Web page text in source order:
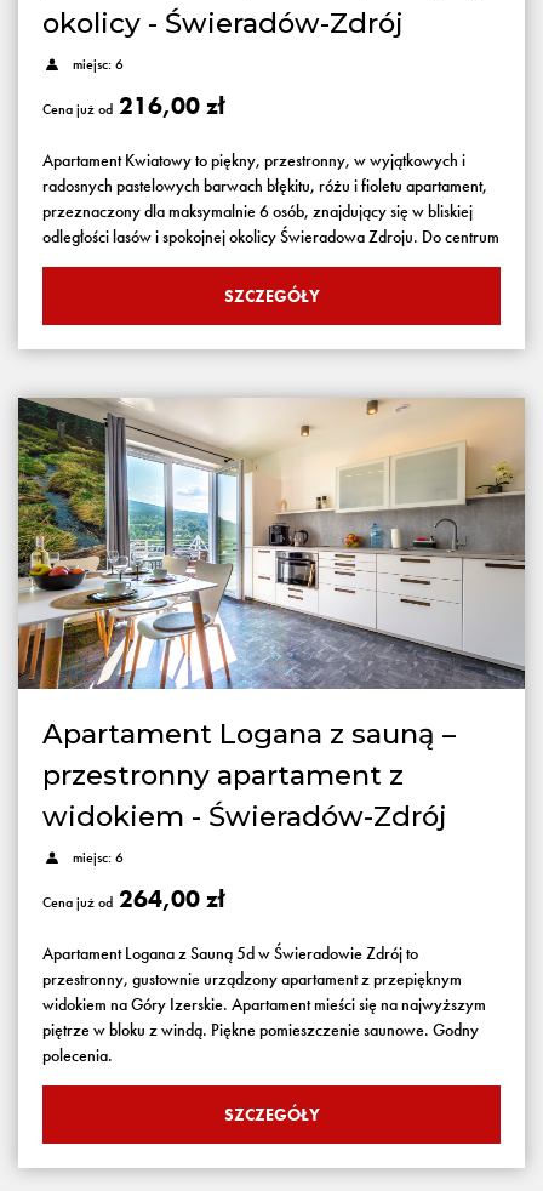
okolicy - Świeradów-Zdrój
miejsc: 6
Cena już od 216,00 zł
Apartament Kwiatowy to piękny, przestronny, w wyjątkowych i
radosnych pastelowych barwach błękitu, różu i fioletu apartament,
przeznaczony dla maksymalnie 6 osób, znajdujący się w bliskiej
odległości lasów i spokojnej okolicy Świeradowa Zdroju. Do centrum
SZCZEGÓŁY
Apartament Logana z sauną –
przestronny apartament z
widokiem - Świeradów-Zdrój
miejsc: 6
Cena już od 264,00 zł
Apartament Logana z Sauną 5d w Świeradowie Zdrój to
przestronny, gustownie urządzony apartament z przepięknym
widokiem na Góry Izerskie. Apartament mieści się na najwyższym
piętrze w bloku z windą. Piękne pomieszczenie saunowe. Godny
polecenia.
SZCZEGÓŁY